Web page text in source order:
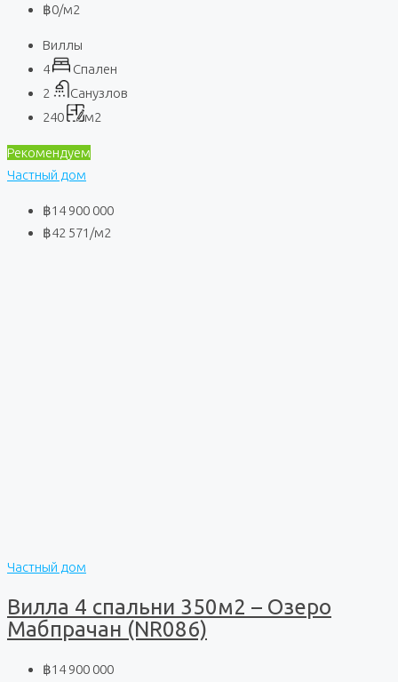
฿0/м2
Виллы
4
Спален
2
Санузлов
240
м2
Рекомендуем
Частный дом
฿14 900 000
฿42 571 /м2
Частный дом
Вилла 4 спальни 350м2 – Озеро
Мабпрачан (NR086)
฿14 900 000